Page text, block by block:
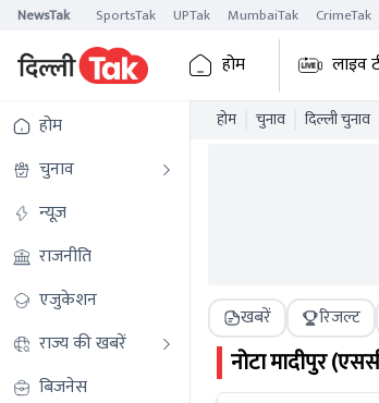
NewsTak SportsTak UPTak MumbaiTak CrimeTak
होम लाइव
होम
चुनाव
न्यूज़
राजनीति
एजुकेशन
राज्य की खबरें
बिजनेस
होम चुनाव दिल्ली चुनाव
खबरें रिजल्ट
नोटामादीपुर